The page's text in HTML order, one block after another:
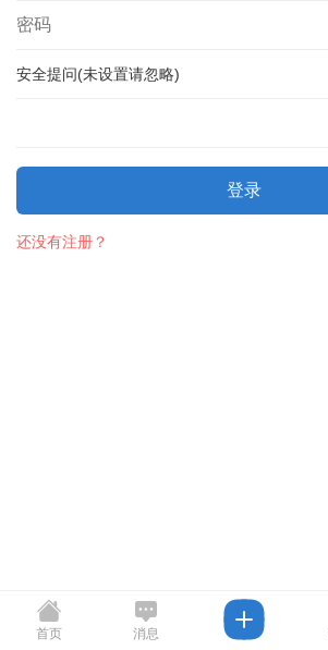
安全提问(未设置请忽略)
登录
还没有注册？
首页 消息